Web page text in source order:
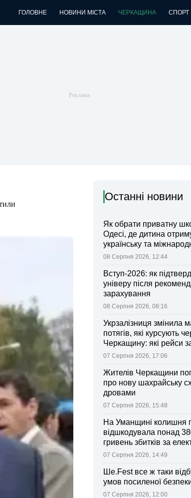
ГОЛОВНЕ НОВИНИ МІСТА ЧЕРКАЩИНА СПОРТ
Останні новини
Як обрати приватну
Одесі, де дитина
українську та
08 Серпня 2026, 12:44
Вступ-2026: як
універу після
зарахування
08 Серпня 2026, 08:16
Укрзалізниця змінила
потягів, які курсують
Черкащину: які рейси
зміни
07 Серпня 2026, 17:06
Жителів Черкащини
про нову шахрайську
дровами
07 Серпня 2026, 15:48
На Уманщині колишня
відшкодувала понад
гривень збитків за
07 Серпня 2026, 14:49
Ше.Fest все ж таки
умов посиленої
07 Серпня 2026, 12:00